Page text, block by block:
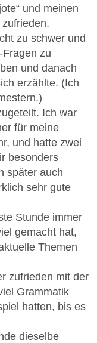
und meinen
zu schwer und
zu
und danach
erzählte. (Ich
Ich war
für meine
und hatte zwei
besonders
später auch
sehr gute
Stunde immer
gemacht hat,
Themen
zufrieden mit der
Grammatik
hatten, bis es
dieselbe